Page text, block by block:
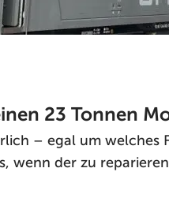
23 Tonnen
– egal um welches
wenn der zu